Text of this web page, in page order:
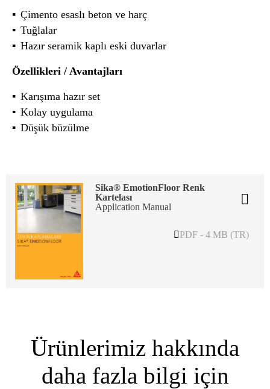
Çimento esaslı beton ve harç
Tuğlalar
Hazır seramik kaplı eski duvarlar
Özellikleri / Avantajları
Karışıma hazır set
Kolay uygulama
Düşük büzülme
Sika® EmotionFloor Renk
Kartelası
Application Manual
PDF - 4 MB (TR)
Ürünlerimiz hakkında
daha fazla bilgi için